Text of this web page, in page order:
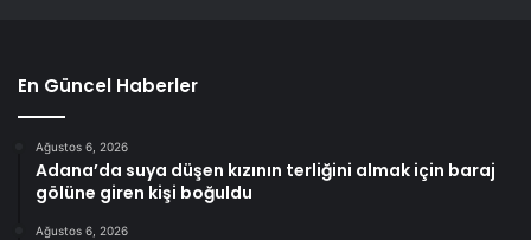
En Güncel Haberler
Ağustos 6, 2026
Adana’da suya düşen kızının terliğini almak için baraj
gölüne giren kişi boğuldu
Ağustos 6, 2026